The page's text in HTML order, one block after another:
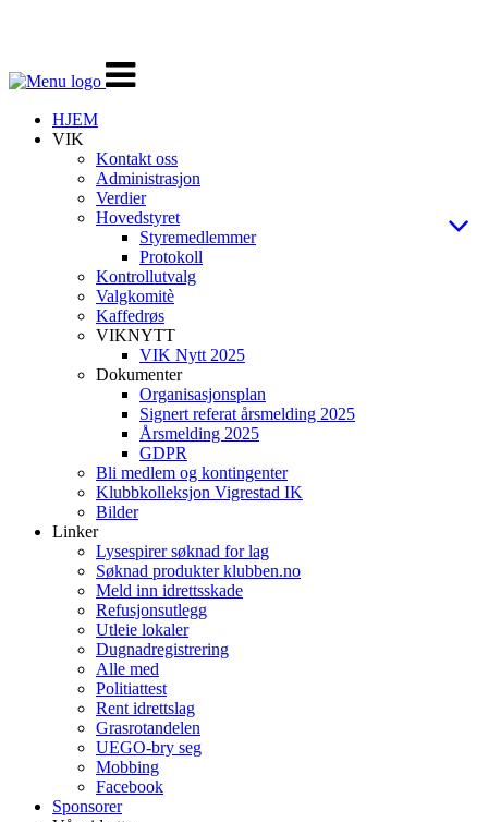
Veksle
navigasjon
HJEM
VIK
Kontakt oss
Administrasjon
Verdier
Hovedstyret
Styremedlemmer
Protokoll
Kontrollutvalg
Valgkomitè
Kaffedrøs
VIKNYTT
VIK Nytt 2025
Dokumenter
Organisasjonsplan
Signert referat årsmelding 2025
Årsmelding 2025
GDPR
Bli medlem og kontingenter
Klubbkolleksjon Vigrestad IK
Bilder
Linker
Lysespirer søknad for lag
Søknad produkter klubben.no
Meld inn idrettsskade
Refusjonsutlegg
Utleie lokaler
Dugnadregistrering
Alle med
Politiattest
Rent idrettslag
Grasrotandelen
UEGO-bry seg
Mobbing
Facebook
Sponsorer